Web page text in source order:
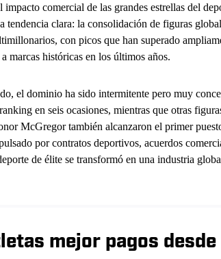
impacto comercial de las grandes estrellas del
tendencia clara: la consolidación de figuras
con picos que han superado
a marcas históricas en los últimos años.
el dominio ha sido intermitente pero muy
en seis ocasiones, mientras que otras
McGregor también alcanzaron el primer
por contratos deportivos, acuerdos
de élite se transformó en una industria
mejor pagos